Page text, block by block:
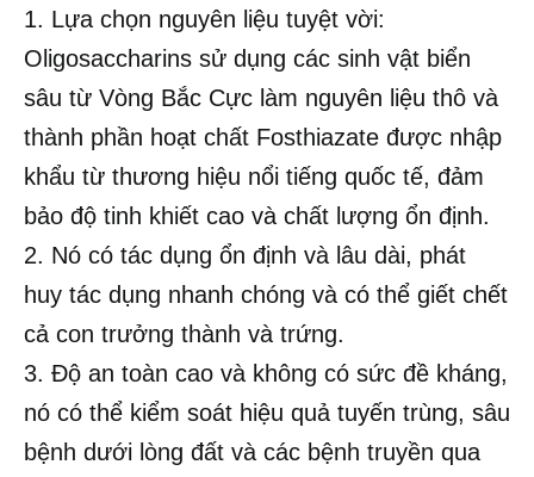
1. Lựa chọn nguyên liệu tuyệt vời:
Oligosaccharins sử dụng các sinh vật biển
sâu từ Vòng Bắc Cực làm nguyên liệu thô và
thành phần hoạt chất Fosthiazate được nhập
khẩu từ thương hiệu nổi tiếng quốc tế, đảm
bảo độ tinh khiết cao và chất lượng ổn định.
2. Nó có tác dụng ổn định và lâu dài, phát
huy tác dụng nhanh chóng và có thể giết chết
cả con trưởng thành và trứng.
3. Độ an toàn cao và không có sức đề kháng,
nó có thể kiểm soát hiệu quả tuyến trùng, sâu
bệnh dưới lòng đất và các bệnh truyền qua